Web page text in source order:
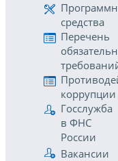
средства
Перечень
коррупции
Госслужба
в ФНС
России
Вакансии